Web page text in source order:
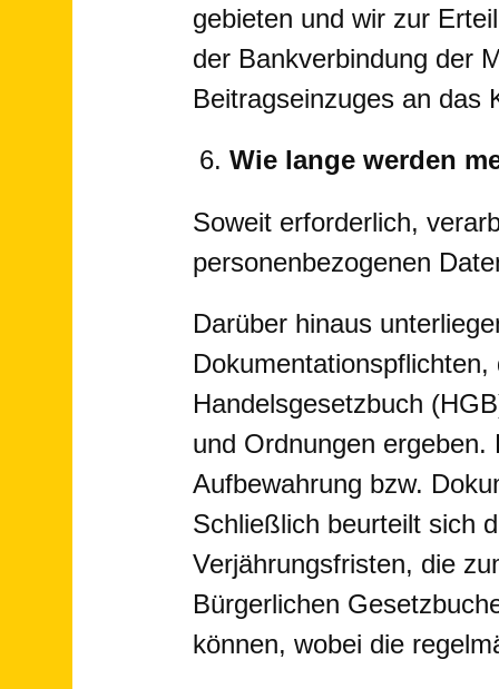
gebieten und wir zur
der Bankverbindung der
Beitragseinzuges an das
Wie lange werden
Soweit erforderlich,
personenbezogenen
Darüber hinaus
Handelsgesetzbuch
und Ordnungen
Aufbewahrung bzw.
Schließlich beurteilt sich
Verjährungsfristen, die
Bürgerlichen
können, wobei die